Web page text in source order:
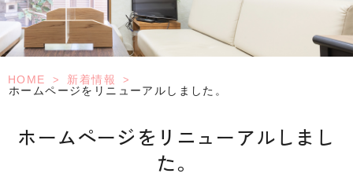
HOME > 新着情報 >
ホームページをリニューアルしました。
ホームページをリニューアルしまし
た。